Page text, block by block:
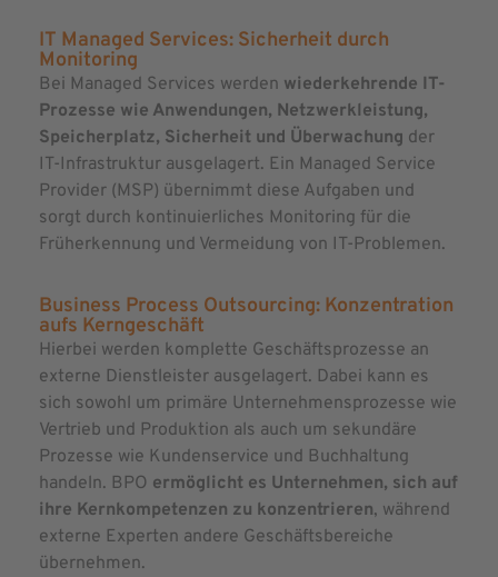
IT Managed Services: Sicherheit durch
Monitoring
Bei Managed Services werden wiederkehrende IT-
Prozesse wie Anwendungen, Netzwerkleistung,
Speicherplatz, Sicherheit und Überwachung der
IT-Infrastruktur ausgelagert. Ein Managed Service
Provider (MSP) übernimmt diese Aufgaben und
sorgt durch kontinuierliches Monitoring für die
Früherkennung und Vermeidung von IT-Problemen.
Business Process Outsourcing: Konzentration
aufs Kerngeschäft
Hierbei werden komplette Geschäftsprozesse an
externe Dienstleister ausgelagert. Dabei kann es
sich sowohl um primäre Unternehmensprozesse wie
Vertrieb und Produktion als auch um sekundäre
Prozesse wie Kundenservice und Buchhaltung
handeln. BPO ermöglicht es Unternehmen, sich auf
ihre Kernkompetenzen zu konzentrieren, während
externe Experten andere Geschäftsbereiche
übernehmen.